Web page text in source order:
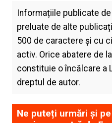
Informațiile publicate de
preluate de alte
500 de caractere și cu
activ. Orice abatere de
constituie o încălcare a
dreptul de autor.
Ne puteți urmări și pe